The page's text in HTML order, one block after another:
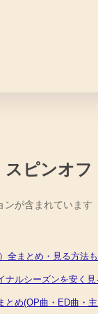
スピンオ
全まとめ・見る方法
ナルシーズンを安く
とめ(OP曲・ED曲・